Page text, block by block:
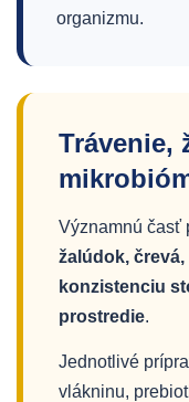
organizmu.
Trávenie,
Významnú časť
žalúdok,
konzistenciu
prostredie.
Jednotlivé
vlákninu,